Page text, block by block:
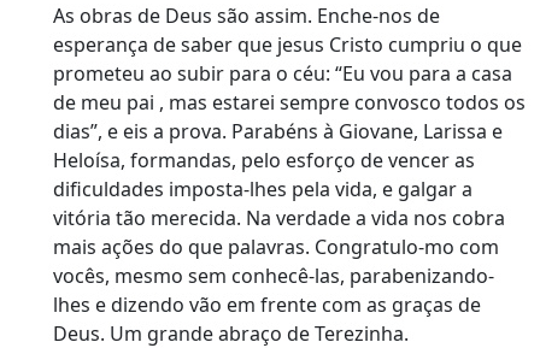
As obras de Deus são assim. Enche-nos de
esperança de saber que jesus Cristo cumpriu o que
prometeu ao subir para o céu: “Eu vou para a casa
de meu pai , mas estarei sempre convosco todos os
dias”, e eis a prova. Parabéns à Giovane, Larissa e
Heloísa, formandas, pelo esforço de vencer as
dificuldades imposta-lhes pela vida, e galgar a
vitória tão merecida. Na verdade a vida nos cobra
mais ações do que palavras. Congratulo-mo com
vocês, mesmo sem conhecê-las, parabenizando-
lhes e dizendo vão em frente com as graças de
Deus. Um grande abraço de Terezinha.